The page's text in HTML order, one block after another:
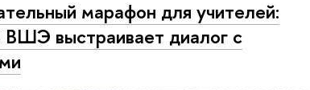
марафон для учителей:
выстраивает диалог с